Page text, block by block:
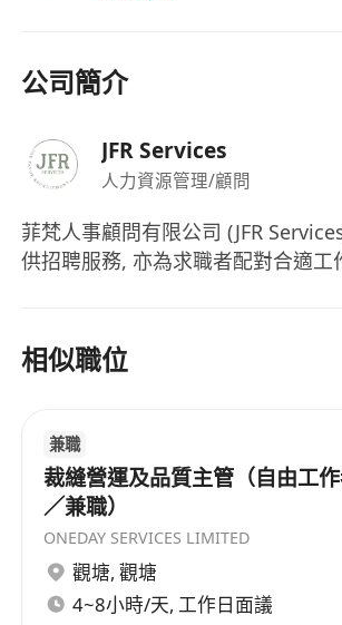
公司簡介
JFR Services
人力資源管理/顧問
菲梵人事顧問有限公司 (JFR Services) 為各行各
供招聘服務, 亦為求職者配對合適工
相似職位
兼職
裁縫營運及品質主管（自由工
／兼職）
ONEDAY SERVICES LIMITED
觀塘, 觀塘
4~8小時/天, 工作日面議